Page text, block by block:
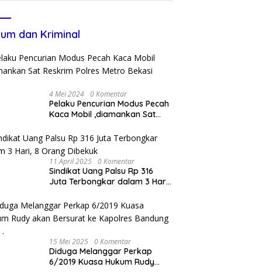
dan Kriminal
4 Mei 2024 0 Komentar
Pelaku Pencurian Modus Pecah
Kaca Mobil ,diamankan Sat
Kota
11 April 2025 0 Komentar
Sindikat Uang Palsu Rp 316
Juta Terbongkar dalam 3 Hari,
15 Mei 2025 0 Komentar
Diduga Melanggar Perkap
6/2019 Kuasa Hukum Rudy